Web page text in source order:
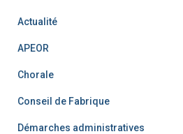
Actualité
APEOR
Chorale
Conseil de Fabrique
Démarches administratives